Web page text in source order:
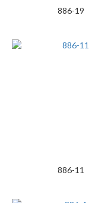
886-19
886-11